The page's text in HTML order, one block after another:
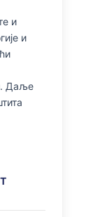
и
и
Даље